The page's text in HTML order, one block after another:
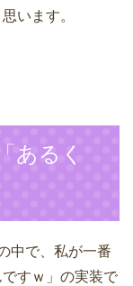
います。
あるく
中で、私が一番
すｗ」の実装で